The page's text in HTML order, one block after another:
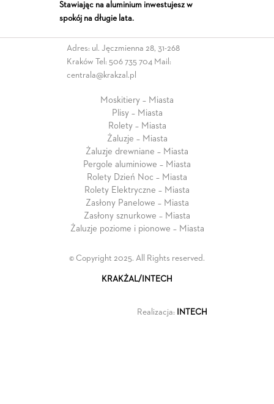
Stawiając na aluminium inwestujesz w
spokój na długie lata.
Adres: ul. Jęczmienna 28, 31-268
Kraków Tel: 506 735 704 Mail:
centrala@krakzal.pl
Moskitiery – Miasta
Plisy – Miasta
Rolety – Miasta
Żaluzje – Miasta
Żaluzje drewniane – Miasta
Pergole aluminiowe – Miasta
Rolety Dzień Noc – Miasta
Rolety Elektryczne – Miasta
Zasłony Panelowe – Miasta
Zasłony sznurkowe – Miasta
Żaluzje poziome i pionowe – Miasta
© Copyright 2025. All Rights reserved.
KRAKŻAL/INTECH
Realizacja: INTECH